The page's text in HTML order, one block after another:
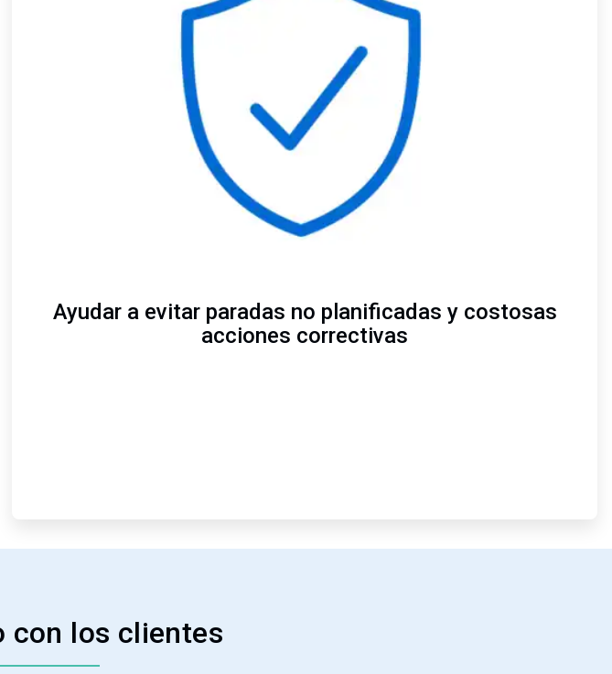
Ayudar a evitar paradas no planificadas y costosas
acciones correctivas
con los clientes